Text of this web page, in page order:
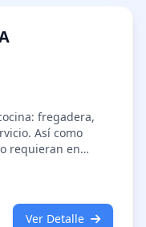
fregadera,
Así como
requieran en
Ver Detalle